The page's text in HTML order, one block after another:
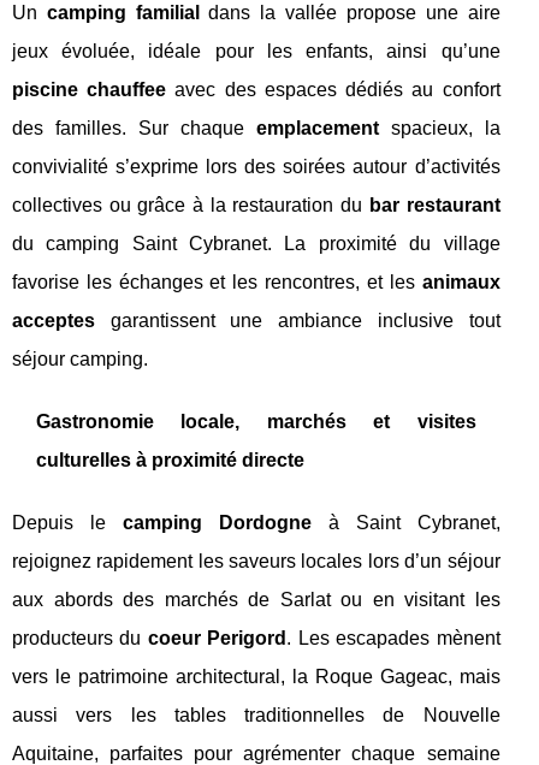
Un camping familial
dans la vallée propose une aire
jeux évoluée, idéale pour les enfants, ainsi qu’une
piscine chauffee avec des espaces dédiés au confort
des familles. Sur chaque emplacementspacieux, la
convivialité s’exprime lors des soirées autour d’activités
collectives ou grâce à la restauration du bar restaurant
du camping Saint Cybranet. La proximité du village
favorise les échanges et les rencontres, et les animaux
acceptes garantissent une ambiance inclusive tout
séjour camping.
Gastronomie locale, marchés et visites
culturelles à proximité directe
Depuis le camping Dordogneà Saint Cybranet,
rejoignez rapidement les saveurs locales lors d’un séjour
aux abords des marchés de Sarlat ou en visitant les
producteurs du coeur Perigord . Les escapades mènent
vers le patrimoine architectural, la Roque Gageac, mais
aussi vers les tables traditionnelles de Nouvelle
Aquitaine, parfaites pour agrémenter chaque semaine